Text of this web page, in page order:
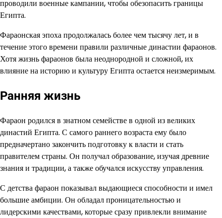
проводили военные кампании, чтобы обезопасить границы
Египта.
Фараонская эпоха продолжалась более чем тысячу лет, и в
течение этого времени правили различные династии фараонов.
Хотя жизнь фараонов была неоднородной и сложной, их
влияние на историю и культуру Египта остается неизмеримым.
Ранняя жизнь
Фараон родился в знатном семействе в одной из великих
династий Египта. С самого раннего возраста ему было
предначертано закончить подготовку к власти и стать
правителем страны. Он получал образование, изучая древние
знания и традиции, а также обучался искусству управления.
С детства фараон показывал выдающиеся способности и имел
большие амбиции. Он обладал проницательностью и
лидерскими качествами, которые сразу привлекли внимание